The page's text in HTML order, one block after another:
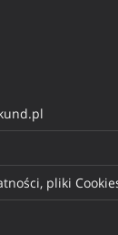
pliki